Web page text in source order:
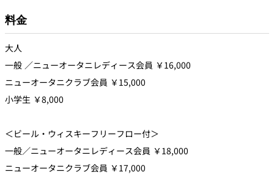
料金
大人
一般 ／ニューオータニレディース会員 ￥16,000
ニューオータニクラブ会員 ￥15,000
小学生 ￥8,000
＜ビール・ウィスキーフリーフロー付＞
一般／ニューオータニレディース会員 ￥18,000
ニューオータニクラブ会員 ￥17,000